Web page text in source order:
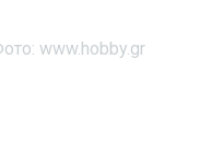
www.hobby.gr